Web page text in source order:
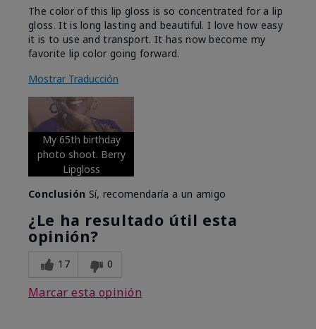
The color of this lip gloss is so concentrated for a lip
gloss. It is long lasting and beautiful. I love how easy
it is to use and transport. It has now become my
favorite lip color going forward.
Mostrar Traducción
My 65th birthday
photo shoot. Berry
Lipgloss
Conclusión Sí, recomendaría a un amigo
¿Le ha resultado útil esta
opinión?
17 0
Marcar esta opinión